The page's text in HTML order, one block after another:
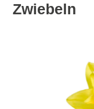
Zwiebeln